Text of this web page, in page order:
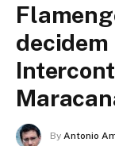
decidem
By Antonio